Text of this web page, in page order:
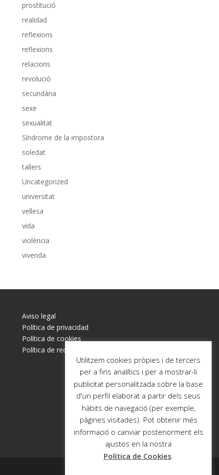
prostitució
realidad
reflexions
reflexions
relacions
revolució
secundària
sexe
sexualitat
Síndrome de la impostora
soledat
tallers
Uncategorized
universitat
vellesa
vida
violència
vivenda
Aviso legal
Política de privacidad
Política de cookies
Política de redes sociales
Utilitzem cookies pròpies i de tercers
per a fins analítics i per a mostrar-li
publicitat personalitzada sobre la base
d'un perfil elaborat a partir dels seus
hàbits de navegació (per exemple,
pàgines visitades). Pot obtenir més
informació o canviar posteriorment els
ajustos en la nostra
Política de Cookies